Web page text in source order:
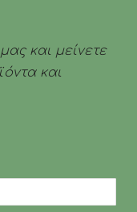
και μείνετε
και